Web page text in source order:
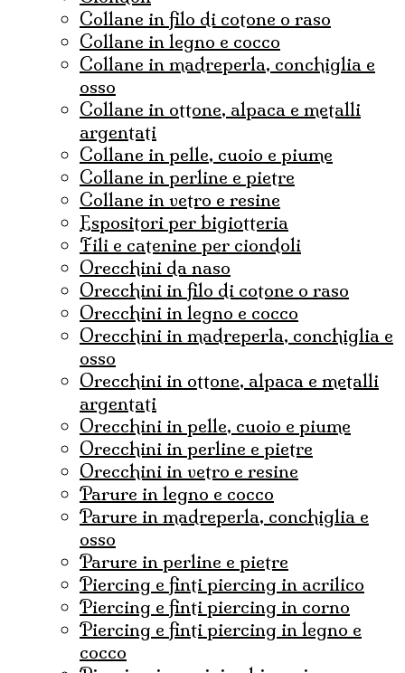
collane in filo di cotone o raso
collane in legno e cocco
collane in madreperla, conchiglia e
osso
collane in ottone, alpaca e metalli
argentati
collane in pelle, cuoio e piume
collane in perline e pietre
collane in vetro e resine
espositori per bigiotteria
fili e catenine per ciondoli
Orecchini da naso
orecchini in filo di cotone o raso
orecchini in legno e cocco
orecchini in madreperla, conchiglia e
osso
orecchini in ottone, alpaca e metalli
argentati
orecchini in pelle, cuoio e piume
orecchini in perline e pietre
orecchini in vetro e resine
parure in legno e cocco
parure in madreperla, conchiglia e
osso
parure in perline e pietre
Piercing e finti piercing in acrilico
piercing e finti piercing in corno
piercing e finti piercing in legno e
cocco